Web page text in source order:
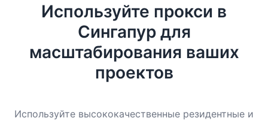
Используйте прокси в
Сингапур для
масштабирования ваших
проектов
Используйте высококачественные резидентные и